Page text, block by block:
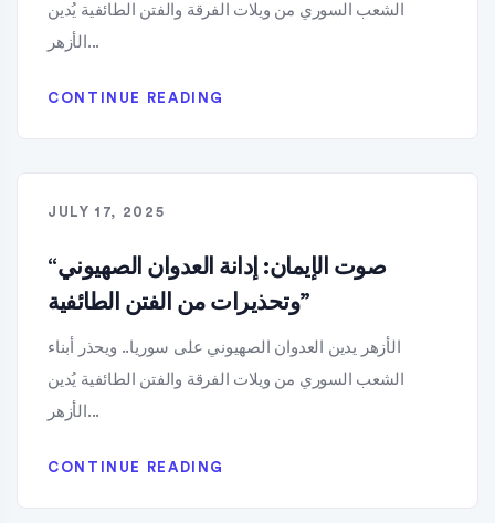
الشعب السوري من ويلات الفرقة والفتن الطائفية يُدين
الأزهر...
CONTINUE READING
JULY 17, 2025
“صوت الإيمان: إدانة العدوان الصهيوني
وتحذيرات من الفتن الطائفية”
الأزهر يدين العدوان الصهيوني على سوريا.. ويحذر أبناء
الشعب السوري من ويلات الفرقة والفتن الطائفية يُدين
الأزهر...
CONTINUE READING